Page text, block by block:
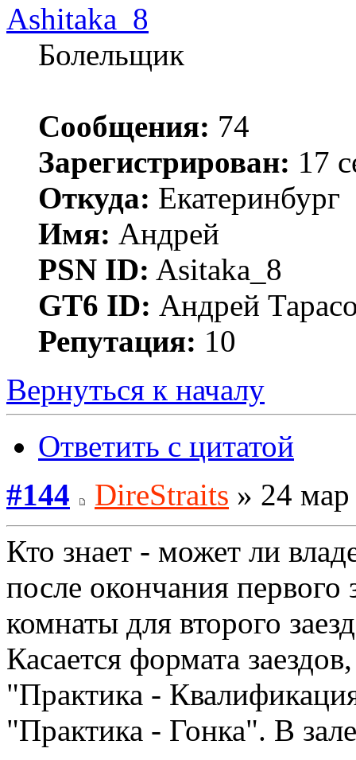
Ashitaka_8
Болельщик
Сообщения: 74
Зарегистрирован: 17
Откуда: Екатеринбург
Имя: Андрей
PSN ID: Asitaka_8
GT6 ID: Андрей
Репутация: 10
Вернуться к началу
Ответить с цитатой
#144
DireStraits » 24
Кто знает - может ли
после окончания первого
комнаты для второго
Касается формата
"Практика -
"Практика - Гонка". В